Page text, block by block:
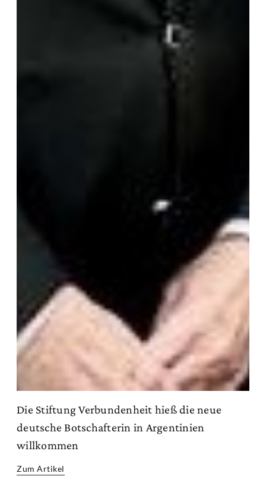
Die Stiftung Verbundenheit hieß die neue
deutsche Botschafterin in Argentinien
willkommen
Zum Artikel